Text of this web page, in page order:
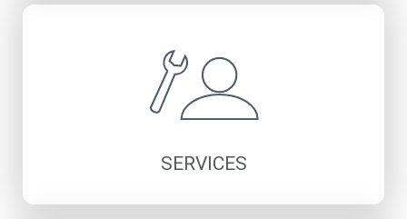
Pompes à palettes rotatives
Découvrir
SERVICES